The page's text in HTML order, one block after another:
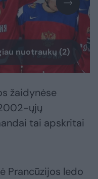
nuotraukų (2)
žaidynėse
ųjų
tai apskritai
Prancūzijos ledo